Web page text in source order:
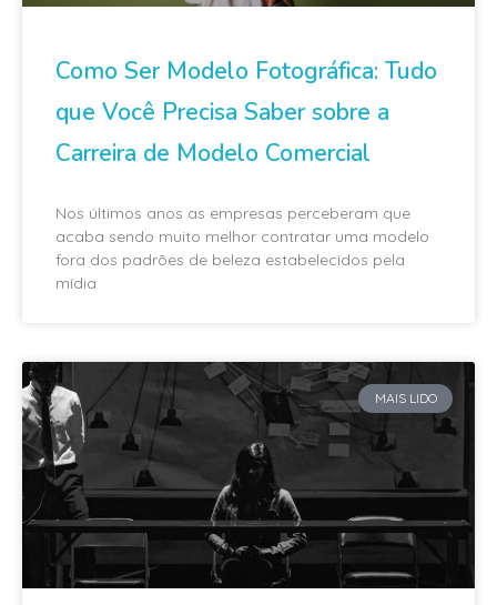
Como Ser Modelo Fotográfica: Tudo
que Você Precisa Saber sobre a
Carreira de Modelo Comercial
Nos últimos anos as empresas perceberam que
acaba sendo muito melhor contratar uma modelo
fora dos padrões de beleza estabelecidos pela
mídia
MAIS LIDO